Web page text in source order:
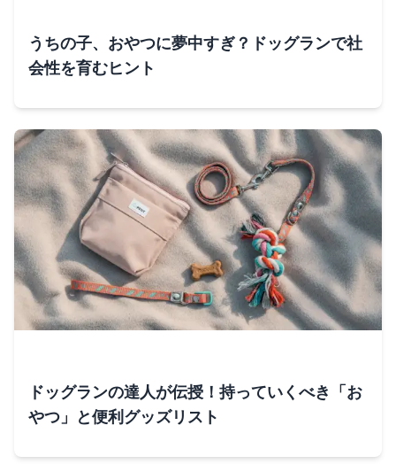
うちの子、おやつに夢中すぎ？ドッグランで社
会性を育むヒント
ドッグランの達人が伝授！持っていくべき「お
やつ」と便利グッズリスト